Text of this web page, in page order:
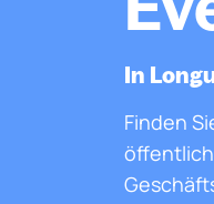
In
Finden